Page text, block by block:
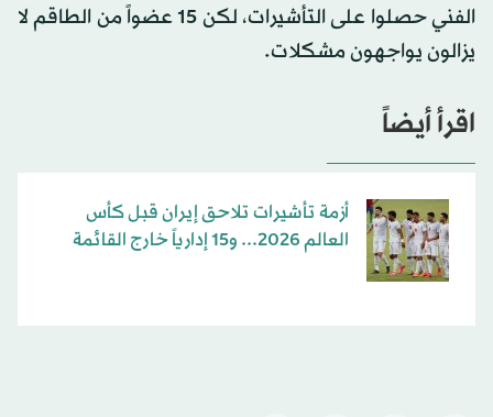
الفني حصلوا على التأشيرات، لكن 15 عضواً من الطاقم لا
يزالون يواجهون مشكلات.
اقرأ أيضاً
أزمة تأشيرات تلاحق إيران قبل كأس
العالم 2026... و15 إدارياً خارج القائمة